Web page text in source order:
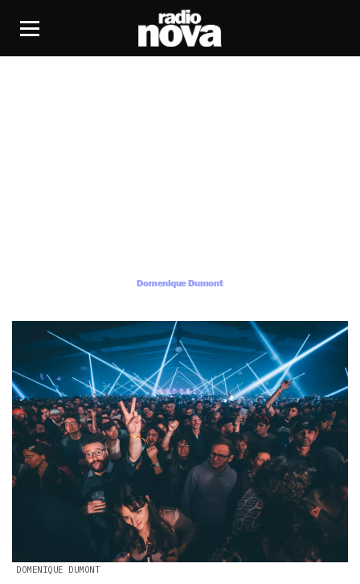
Domenique Dumont
DOMENIQUE DUMONT